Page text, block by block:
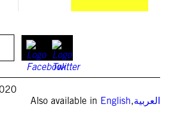
Also available in English,العربية